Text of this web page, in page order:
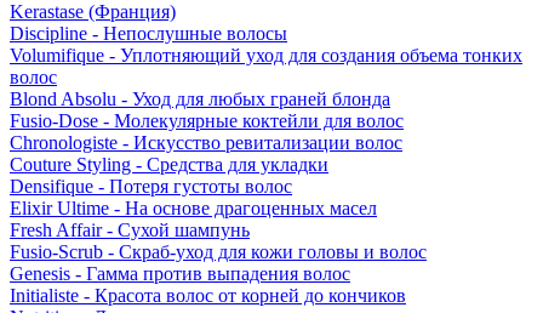
Kerastase (Франция)
Discipline - Непослушные волосы
Volumifique - Уплотняющий уход для создания объема тонких
волос
Blond Absolu - Уход для любых граней блонда
Fusio-Dose - Молекулярные коктейли для волос
Chronologiste - Искусство ревитализации волос
Couture Styling - Средства для укладки
Densifique - Потеря густоты волос
Elixir Ultime - На основе драгоценных масел
Fresh Affair - Сухой шампунь
Fusio-Scrub - Скраб-уход для кожи головы и волос
Genesis - Гамма против выпадения волос
Initialiste - Красота волос от корней до кончиков